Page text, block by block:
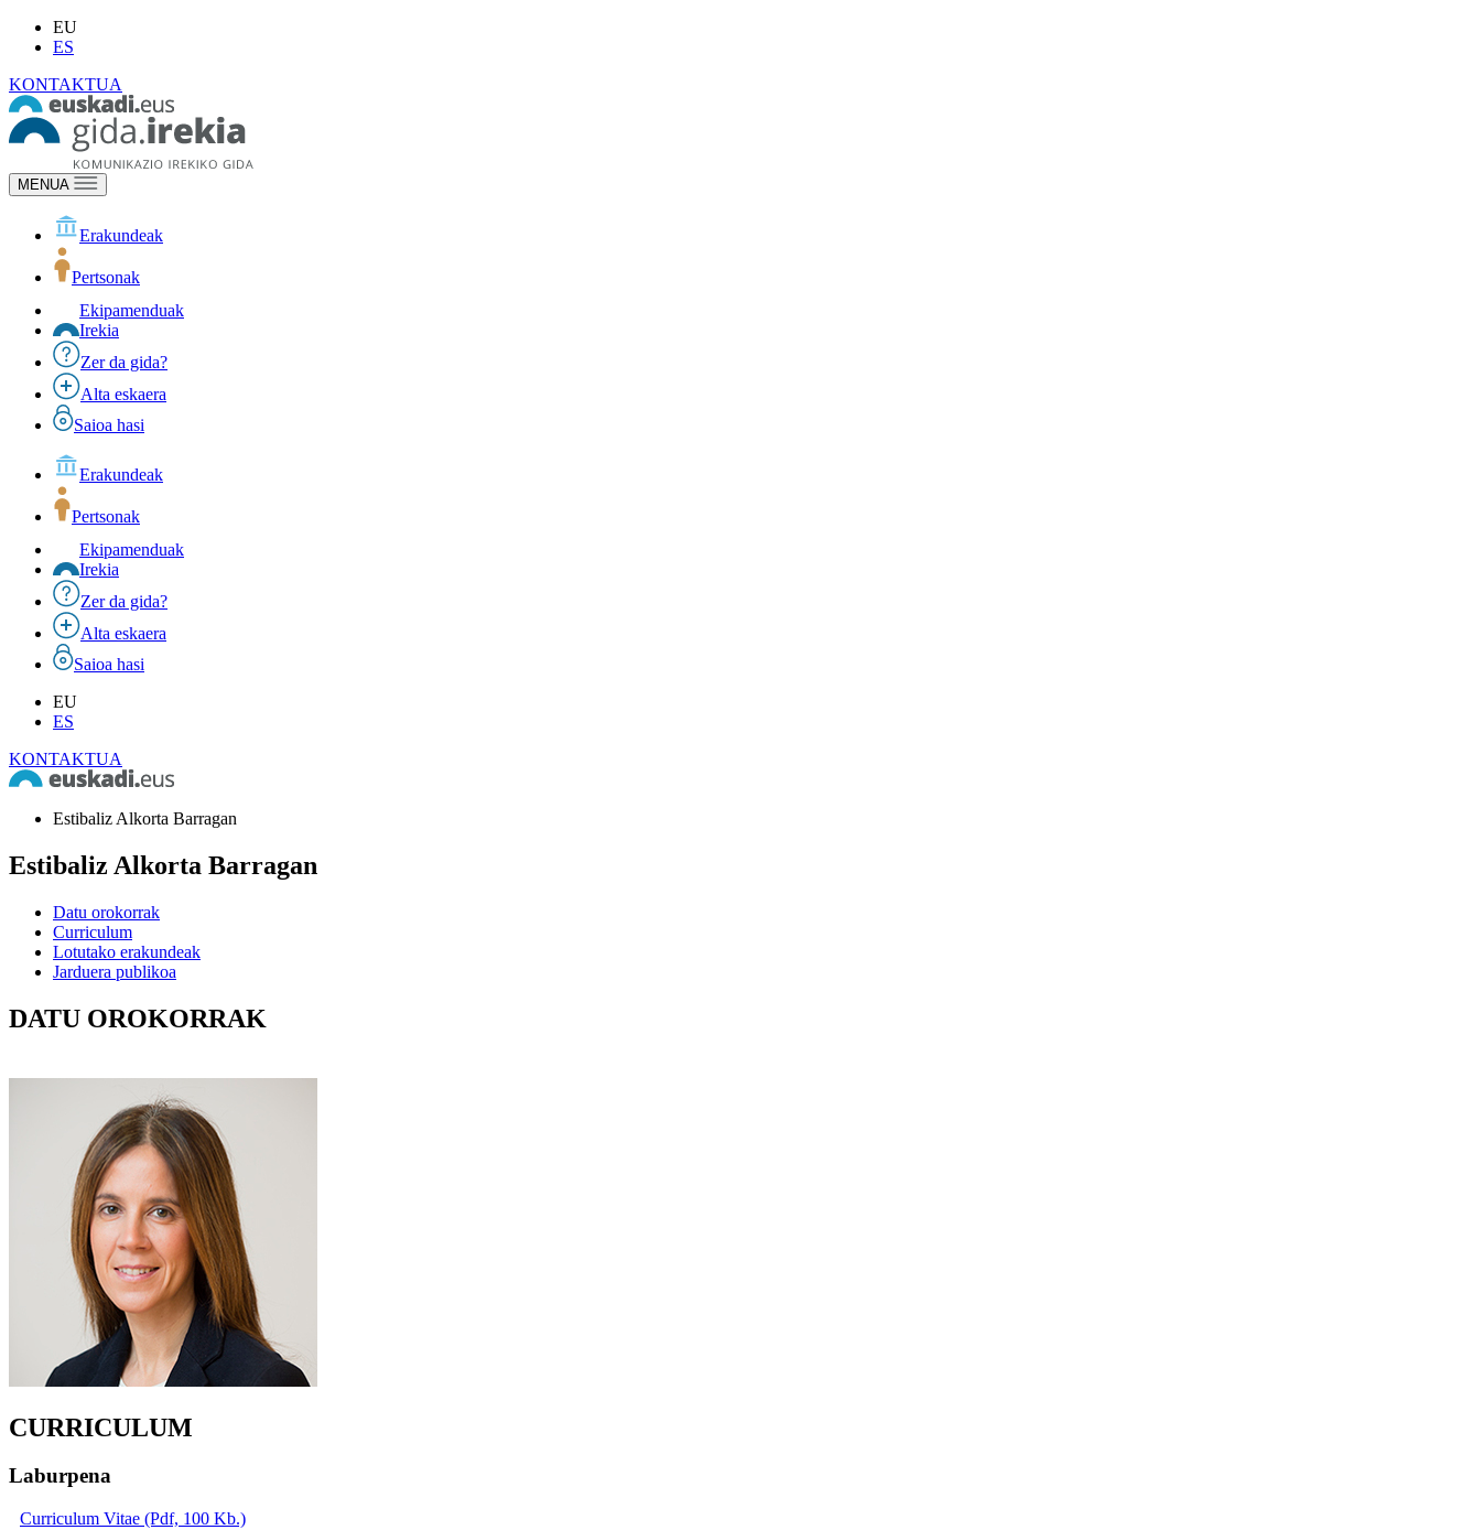
EU
ES
KONTAKTUA
MENUA
Erakundeak
Pertsonak
Ekipamenduak
Irekia
Zer da gida?
Alta eskaera
Saioa hasi
Erakundeak
Pertsonak
Ekipamenduak
Irekia
Zer da gida?
Alta eskaera
Saioa hasi
EU
ES
KONTAKTUA
Estibaliz Alkorta Barragan
Estibaliz Alkorta Barragan
Datu orokorrak
Curriculum
Lotutako erakundeak
Jarduera publikoa
DATU OROKORRAK
CURRICULUM
Laburpena
Curriculum Vitae (Pdf, 100 Kb.)